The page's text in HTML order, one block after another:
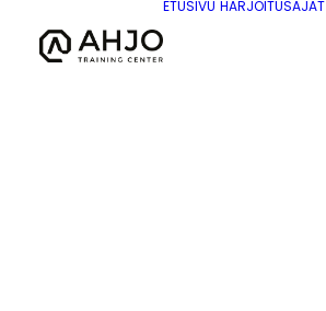
ETUSIVU HARJOITUSAJAT